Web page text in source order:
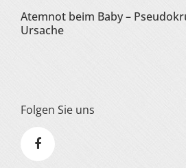
Atemnot beim Baby –
Ursache
Folgen Sie uns